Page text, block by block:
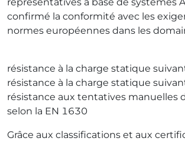
confirmé la conformité avec les
normes européennes dans les
résistance à la charge statique
résistance à la charge statique
résistance aux tentatives manuelles
selon la EN 1630
Grâce aux classifications et aux